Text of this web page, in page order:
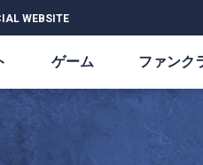
WEBSITE
ゲーム ファンク